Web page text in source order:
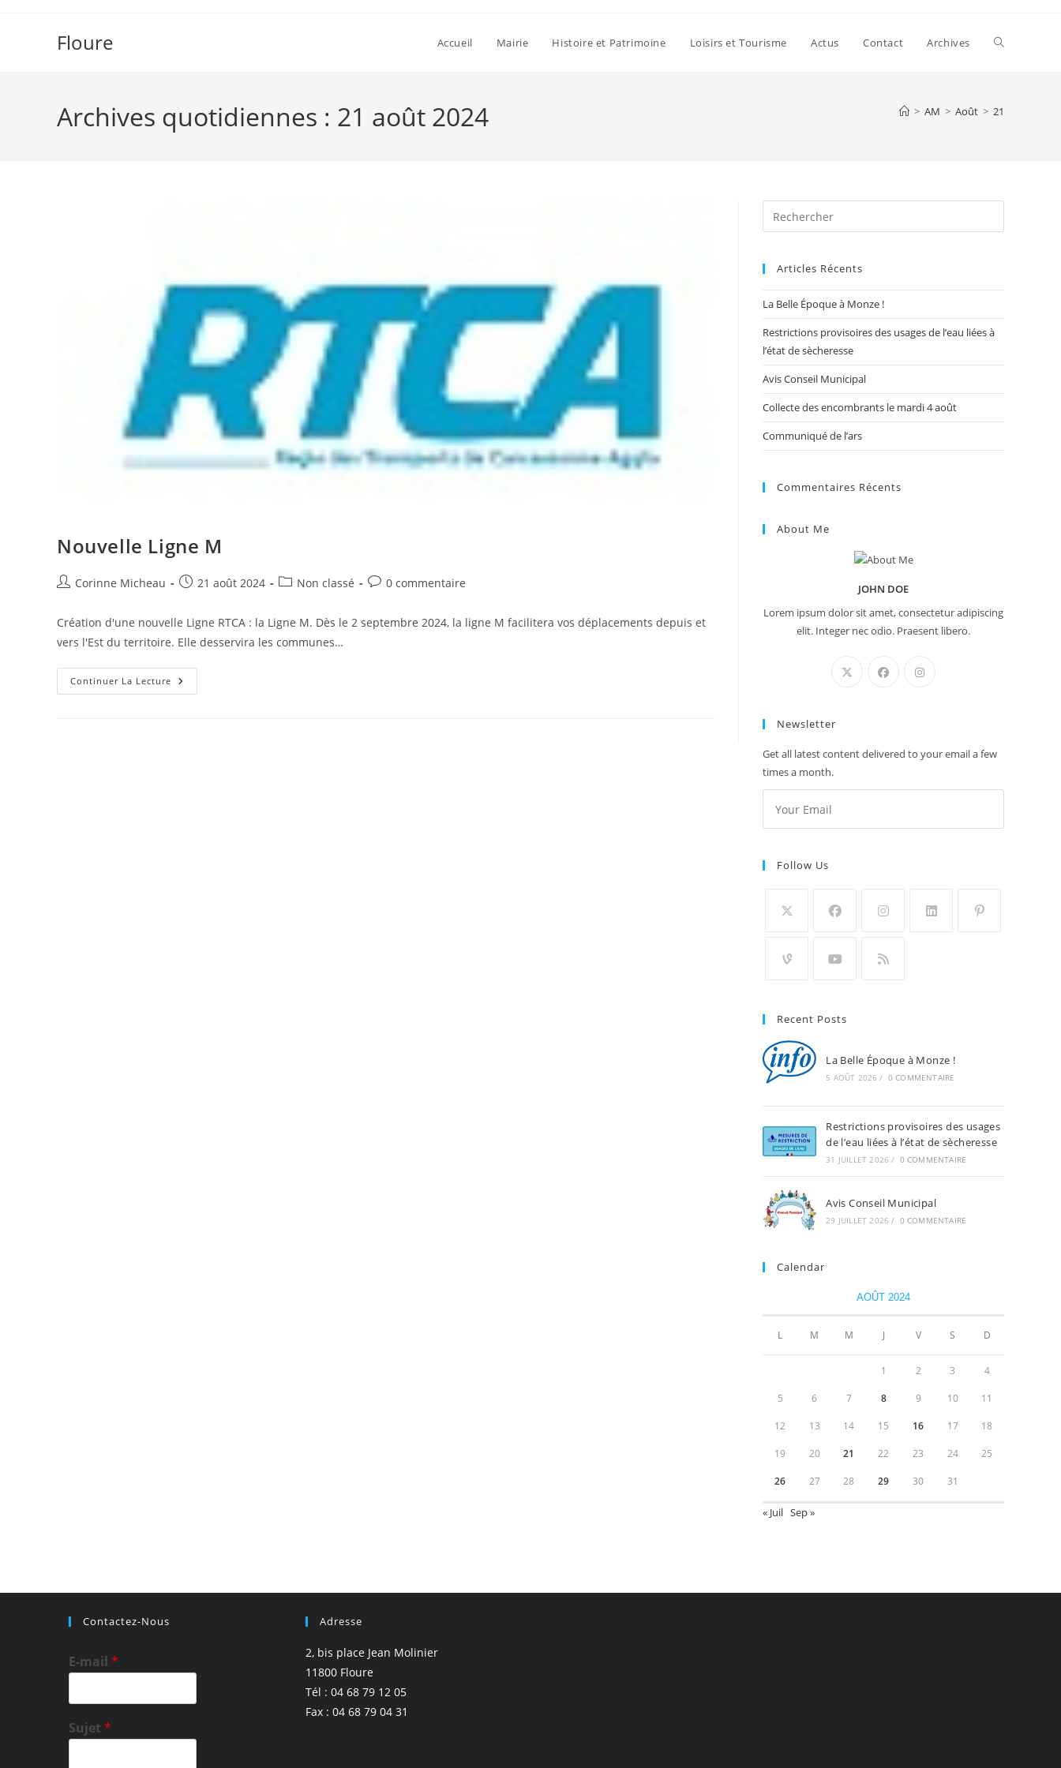
Floure Accueil Mairie Histoire et Patrimoine Loisirs et Tourisme Actus Contact Archives Toggle
Archives quotidiennes : 21 août 2024 > AM > Août > 21
Nouvelle Ligne M
Auteur/autrice
la
publication :
Corinne Micheau
Publication
21 août 2024
PostNon classé
Commentaires
publication :
0 commentaire
Création d'une nouvelle Ligne RTCA : la Ligne M. Dès le 2 septembre 2024, la ligne M facilitera vos déplacements depuis et
vers l'Est du territoire. Elle desservira les communes…
Continuer La Lecture Nouvelle
Ligne
Escape
Articles Récents
La Belle Époque à Monze !
Restrictions provisoires des usages de l’eau liées à
l’état de sècheresse
Avis Conseil Municipal
Collecte des encombrants le mardi 4 août
Communiqué de l’ars
Commentaires Récents
About Me
JOHN DOE
Lorem ipsum dolor sit amet, consectetur adipiscing
elit. Integer nec odio. Praesent libero.
Newsletter
Get all latest content delivered to your email a few
times a month.
Follow Us
Recent Posts
La Belle Époque à Monze !
5 AOÛT 2026 / 0 COMMENTAIRE
Restrictions provisoires des usages
de l’eau liées à l’état de sècheresse
31 JUILLET 2026 / 0 COMMENTAIRE
Avis Conseil Municipal
29 JUILLET 2026 / 0 COMMENTAIRE
Calendar
AOÛT 2024
L M M J V S D
1 2 3 4
5 6 7 8 9 10 11
12 13 14 15 16 17 18
19 20 21 22 23 24 25
26 27 28 29 30 31
« Juil Sep »
Contactez-Nous
E-mail *
Sujet *
Adresse
2, bis place Jean Molinier
11800 Floure
Tél : 04 68 79 12 05
Fax : 04 68 79 04 31